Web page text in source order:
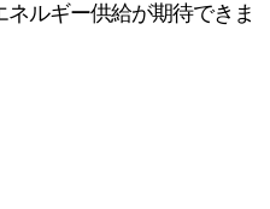
ルギー供給が期待できま